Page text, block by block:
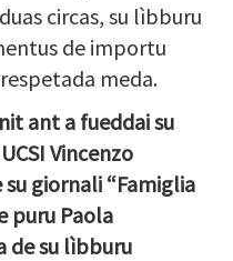
circas, su lìbburu
de importu
meda.
ant a fueddai su
Vincenzo
giornali “Famiglia
puru Paola
de su lìbburu